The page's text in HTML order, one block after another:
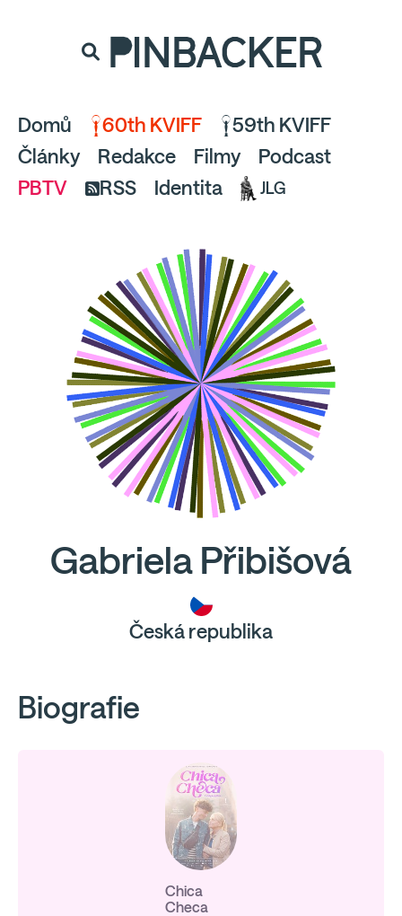
a pusťte se do čtení.
PINBACKER
Domů 60th KVIFF
59th KVIFF
Články
Redakce Filmy
Podcast
PBTV
RSS Identita JLG
Gabriela Přibišová
Česká republika
Biografie
Chica
Checa